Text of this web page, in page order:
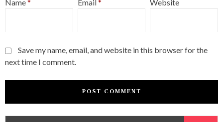
Name* Email* Website
Save my name, email, and website in this browser for the
next time I comment.